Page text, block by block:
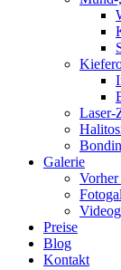
Laser-
Galerie
Preise
Blog
Kontakt